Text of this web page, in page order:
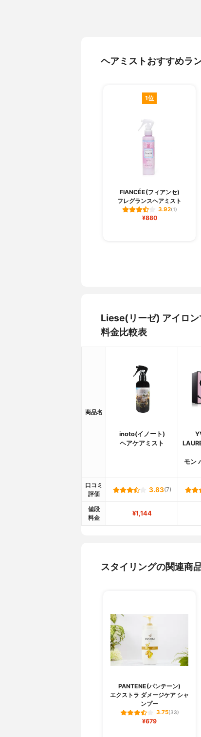
ヘアミストおすすめラ
1位
FIANCÉE(フィアンセ)
フレグランスヘアミスト
3.92(1)
¥880
Liese(リーゼ) アイロン
料金比較表
商品名
inoto(イノート)
ヘアケアミスト
モン
口コミ
評価
3.83(7)
値段
料金
¥1,144
スタイリングの関連商
PANTENE(パンテーン)
エクストラ ダメージケア シャ
ンプー
3.75(33)
¥679